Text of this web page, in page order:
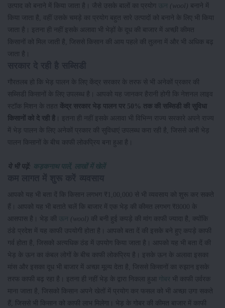
उत्पाद को बनाने में किया जाता है। जैसे उसके बालों का प्रयोग
ऊन (wool) बनाने में
किया जाता है, वहीं उसके चमड़े का प्रयोग बहुत सारे उत्पादों को बनाने के लिए भी किया
जाता है। इतना ही नहीं इसके अलावा भी भेड़ों के दूध की बाजार में अच्छी कीमत
किसानों को मिल जाती है, जिससे किसान की आय पहले की तुलना में और भी अधिक बढ़
जाता है।
गौरतलब हो कि भेड़ पालन के लिए केंद्र सरकार के तरफ से भी अनेकों प्रकार की
सब्सिडी किसानों के लिए उपलब्ध है। आपको यह जानकर हैरानी होगी कि नेशनल लाइव
स्टॉक मिशन के तहत केंद्र सरकार भेड़ पालन पर 50% तक की सब्सिडी की सुविधा
किसानों को दे रही है । इतना ही नहीं इसके अलावा भी विभिन्न राज्य सरकारे अपने राज्य
में भेड़ पालन के लिए अनेकों प्रकार की सुविधाएं उपलब्ध करा रही है, जिससे अभी भेड़
पालन किसानों के बीच काफी लोकप्रिय बना हुआ है।
ये भी पढ़ें: कड़कनाथ पालें, लाखों में खेलें
आपको यह भी बता दें कि किसान लगभग ₹1,00,000 से भी व्यवसाय को शुरू कर सकते
हैं। आपको यह भी बताते चलें कि बाजार में एक भेड़ की कीमत लगभग ₹8000 के
आसपास है। भेड़ की
ऊन (wool) की बनी हुई कपड़े की मांग काफी ज्यादा है, क्योंकि
ठंडे प्रदेश में यह काफी उपयोगी होता है। आपको बता दें की इसके बने हुए कपड़े काफी
गर्व होता है, जिसको अत्यधिक ठंड में उपयोग किया जाता है। आपको यह भी बता दें की
भेड़ के ऊन का कंबल लोगों के बीच काफी लोकप्रिय है। इसके ऊन के अलावा इसका
मांस और इसका दूध भी बाजार में अच्छा मूल्य देता है, जिससे किसानों का रुझान इसके
तरफ काफी बढ़ रहा है। इतना ही नहीं भेड़ के द्वारा निकला हुआ गोबर भी काफी उर्वरक
माना जाता है, जिसको किसान अपने खेतों में प्रयोग कर फसल को भी अच्छा उगा सकते
हैं, जिससे भी किसान को काफी लाभ मिलेगा। भेड़ के गोबर की कीमत बाजार में काफी